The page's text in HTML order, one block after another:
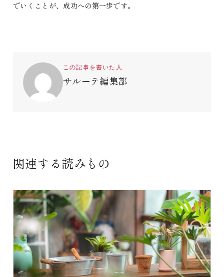
でいくことが、成功への第一歩です。
この記事を書いた人
サルーテ編集部
関連する読みもの